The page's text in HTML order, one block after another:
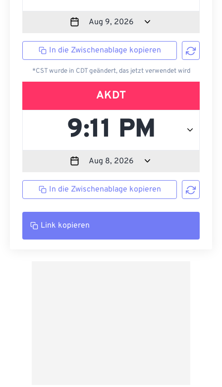
In die Zwischenablage kopieren
*CST wurde in CDT geändert, das jetzt verwendet wird
AKDT
In die Zwischenablage kopieren
Link kopieren